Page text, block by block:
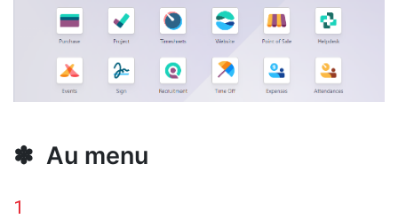
✽ Au menu
1